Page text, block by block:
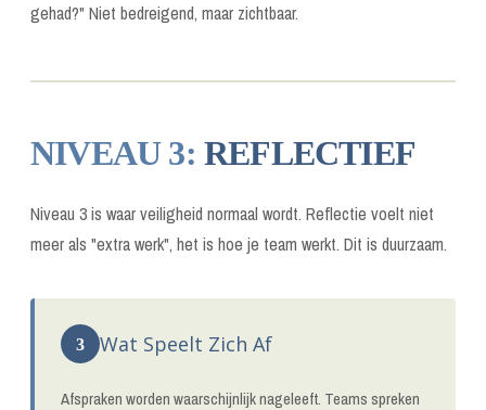
gehad?" Niet bedreigend, maar zichtbaar.
NIVEAU 3: REFLECTIEF
Niveau 3 is waar veiligheid normaal wordt. Reflectie voelt niet
meer als "extra werk", het is hoe je team werkt. Dit is duurzaam.
3 Wat Speelt Zich Af
Afspraken worden waarschijnlijk nageleeft. Teams spreken